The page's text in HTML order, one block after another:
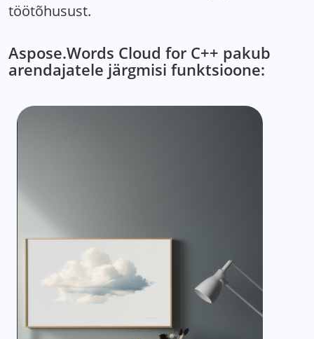
töötõhusust.
Aspose.Words Cloud for C++ pakub
arendajatele järgmisi funktsioone: